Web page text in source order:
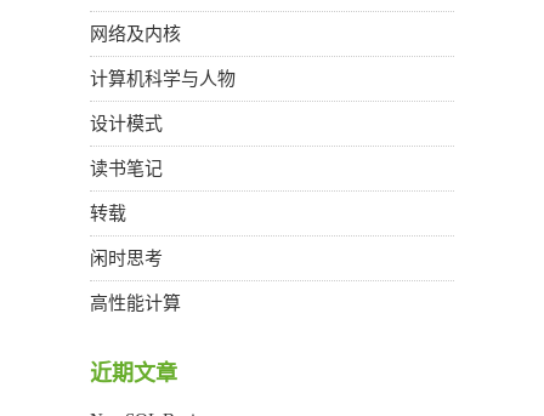
网络及内核
计算机科学与人物
设计模式
读书笔记
转载
闲时思考
高性能计算
近期文章